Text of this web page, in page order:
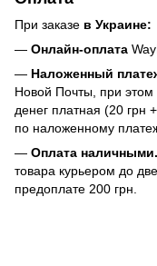
При заказе в Украине:
— Онлайн-оплата
— Наложенный
Новой Почты, при этом
денег платная (20 грн
по наложенному
— Оплата наличными.
товара курьером до
предоплате 200 грн.